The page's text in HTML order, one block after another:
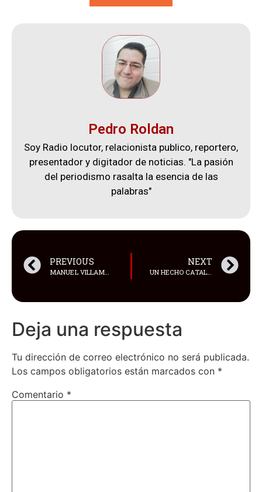
Pedro Roldan
Soy Radio locutor, relacionista publico, reportero,
presentador y digitador de noticias. "La pasión
del periodismo rasalta la esencia de las
palabras"
PREVIOUS NEXT
UN HECHO CATALOGADO COMO UN ‘MILAGRO’ SE REGISTRÓ EN LA PARROQUIA SAN JOAQUÍN, DEL B/LAS FERIAS EN BOGOTÁ, COLOMBIA
Deja una respuesta
Tu dirección de correo electrónico no será publicada.
Los campos obligatorios están marcados con *
Comentario *